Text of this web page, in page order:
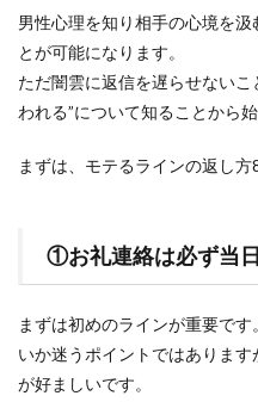
男性心理を知り相手の心境を
とが可能になります。
ただ闇雲に返信を遅らせない
われる”について知ることから始
まずは、モテるラインの返し方
①お礼連絡は必ず当
まずは初めのラインが重要で
いか迷うポイントではあります
が好ましいです。